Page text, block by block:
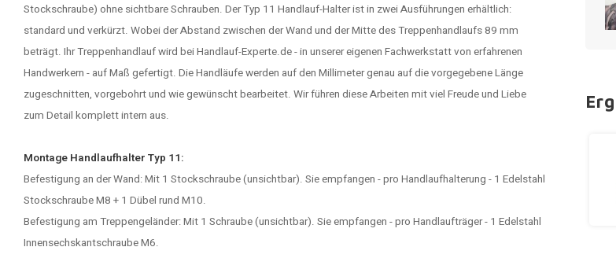
Stockschraube) ohne sichtbare Schrauben. Der Typ 11 Handlauf-Halter ist in zwei Ausführungen erhältlich:
standard und verkürzt. Wobei der Abstand zwischen der Wand und der Mitte des Treppenhandlaufs 89 mm
beträgt. Ihr Treppenhandlauf wird bei Handlauf-Experte.de - in unserer eigenen Fachwerkstatt von erfahrenen
Handwerkern - auf Maß gefertigt. Die Handläufe werden auf den Millimeter genau auf die vorgegebene Länge
zugeschnitten, vorgebohrt und wie gewünscht bearbeitet. Wir führen diese Arbeiten mit viel Freude und Liebe
zum Detail komplett intern aus.
Montage Handlaufhalter Typ 11:
Befestigung an der Wand: Mit 1 Stockschraube (unsichtbar). Sie empfangen - pro Handlaufhalterung - 1 Edelstahl
Stockschraube M8 + 1 Dübel rund M10.
Befestigung am Treppengeländer: Mit 1 Schraube (unsichtbar). Sie empfangen - pro Handlaufträger - 1 Edelstahl
Innensechskantschraube M6.